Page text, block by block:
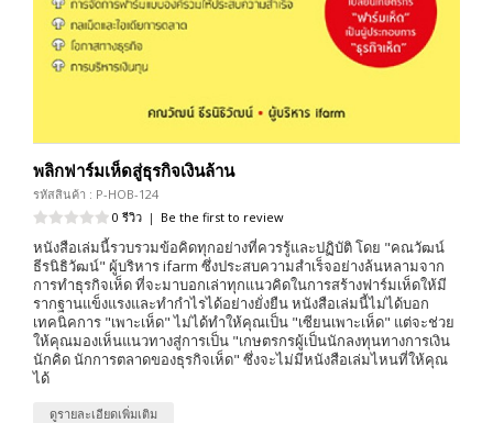
พลิกฟาร์มเห็ดสู่ธุรกิจเงินล้าน
รหัสสินค้า : P-HOB-124
0 รีวิว | Be the first to review
หนังสือเล่มนี้รวบรวมข้อคิดทุกอย่างที่ควรรู้และปฏิบัติ โดย "คณวัฒน์
ธีรนิธิวัฒน์" ผู้บริหาร ifarm ซึ่งประสบความสำเร็จอย่างล้นหลามจาก
การทำธุรกิจเห็ด ที่จะมาบอกเล่าทุกแนวคิดในการสร้างฟาร์มเห็ดให้มี
รากฐานแข็งแรงและทำกำไรได้อย่างยั่งยืน หนังสือเล่มนี้ไม่ได้บอก
เทคนิคการ "เพาะเห็ด" ไม่ได้ทำให้คุณเป็น "เซียนเพาะเห็ด" แต่จะช่วย
ให้คุณมองเห็นแนวทางสู่การเป็น "เกษตรกรผู้เป็นนักลงทุนทางการเงิน
นักคิด นักการตลาดของธุรกิจเห็ด" ซึ่งจะไม่มีหนังสือเล่มไหนที่ให้คุณ
ได้
ดูรายละเอียดเพิ่มเติม